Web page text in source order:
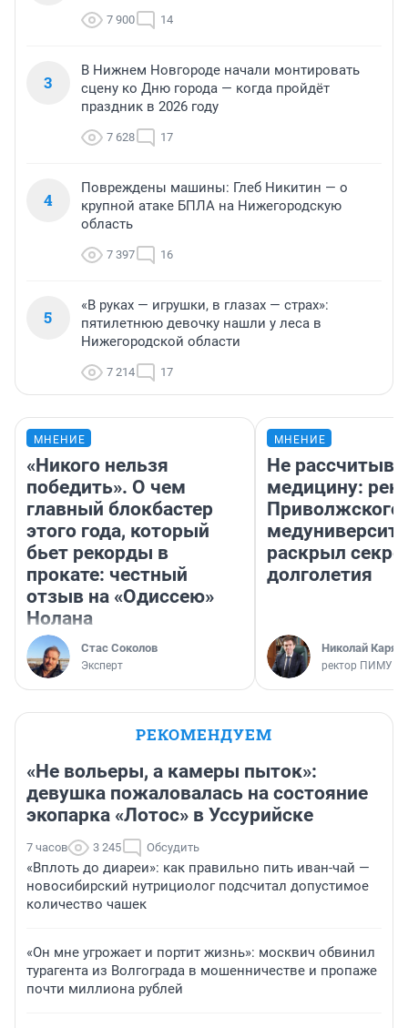
7 900 14
3
В Нижнем Новгороде начали монтировать
сцену ко Дню города — когда пройдёт
праздник в 2026 году
7 628 17
4
Повреждены машины: Глеб Никитин — о
крупной атаке БПЛА на Нижегородскую
область
7 397 16
5
«В руках — игрушки, в глазах — страх»:
пятилетнюю девочку нашли у леса в
Нижегородской области
7 214 17
МНЕНИЕ
«Никого нельзя
победить». О чем
главный блокбастер
этого года, который
бьет рекорды в
прокате: честный
отзыв на «Одиссею»
Нолана
Стас Соколов
Эксперт
МНЕНИЕ
Не
медицину:
Приволжского
раскрыл
долголетия
Николай
ректор ПИМУ
РЕКОМЕНДУЕМ
«Не вольеры, а камеры пыток»:
девушка пожаловалась на состояние
экопарка «Лотос» в Уссурийске
7 часов 3 245 Обсудить
«Вплоть до диареи»: как правильно пить иван-чай —
новосибирский нутрициолог подсчитал допустимое
количество чашек
«Он мне угрожает и портит жизнь»: москвич обвинил
турагента из Волгограда в мошенничестве и пропаже
почти миллиона рублей